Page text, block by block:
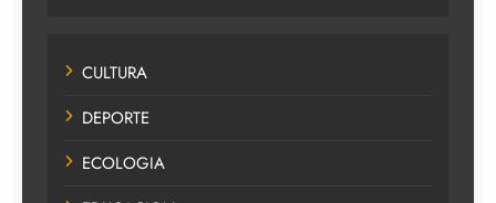
CULTURA
DEPORTE
ECOLOGIA